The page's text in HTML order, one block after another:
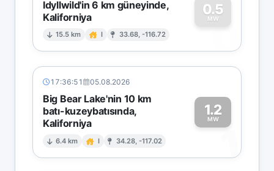
Idyllwild'in 6 km güneyinde,
Kaliforniya
15.5 km I 33.68, -116.72
0.5
MW
0
17:36:51 05.08.2026
Big Bear Lake'nin 10 km
batı-kuzeybatısında,
Kaliforniya
6.4 km I 34.28, -117.02
1.2
MW
1